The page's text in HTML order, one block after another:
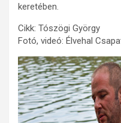
keretében.
Cikk: Tószögi György
Fotó, videó: Élvehal